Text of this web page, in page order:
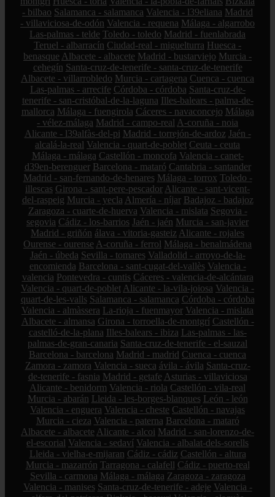
- bilbao Salamanca - salamanca Valencia - l39eliana Madrid
- villaviciosa-de-odón Valencia - requena Málaga - algarrobo
Las-palmas - telde Toledo - toledo Madrid - fuenlabrada
Teruel - albarracín Ciudad-real - miguelturra Huesca -
benasque Albacete - albacete Madrid - bustarviejo Murcia -
cehegín Santa-cruz-de-tenerife - santa-cruz-de-tenerife
Albacete - villarrobledo Murcia - cartagena Cuenca - cuenca
Las-palmas - arrecife Córdoba - córdoba Santa-cruz-de-
tenerife - san-cristóbal-de-la-laguna Illes-balears - palma-de-
mallorca Málaga - fuengirola Cáceres - navaconcejo Málaga
- vélez-málaga Madrid - campo-real A-coruña - noia
Alicante - l39alfàs-del-pi Madrid - torrejón-de-ardoz Jaén -
alcalá-la-real Valencia - quart-de-poblet Ceuta - ceuta
Málaga - málaga Castellón - moncofa Valencia - canet-
d39en-berenguer Barcelona - mataró Cantabria - santander
Madrid - san-fernando-de-henares Málaga - torrox Toledo -
illescas Girona - sant-pere-pescador Alicante - sant-vicent-
del-raspeig Murcia - yecla Almería - níjar Badajoz - badajoz
Zaragoza - cuarte-de-huerva Valencia - mislata Segovia -
segovia Cádiz - los-barrios Jaén - jaén Murcia - san-javier
Madrid - griñón álava - vitoria-gasteiz Alicante - rojales
Ourense - ourense A-coruña - ferrol Málaga - benalmádena
Jaén - úbeda Sevilla - tomares Valladolid - arroyo-de-la-
encomienda Barcelona - sant-cugat-del-vallès Valencia -
valencia Pontevedra - cuntis Cáceres - valencia-de-alcántara
Valencia - quart-de-poblet Alicante - la-vila-joiosa Valencia -
quart-de-les-valls Salamanca - salamanca Córdoba - córdoba
Valencia - almàssera La-rioja - fuenmayor Valencia - mislata
Albacete - almansa Girona - torroella-de-montgrí Castellón -
castelló-de-la-plana Illes-balears - ibiza Las-palmas - las-
palmas-de-gran-canaria Santa-cruz-de-tenerife - el-sauzal
Barcelona - barcelona Madrid - madrid Cuenca - cuenca
Zamora - zamora Valencia - sueca ávila - ávila Santa-cruz-
de-tenerife - fasnia Madrid - getafe Asturias - villaviciosa
Alicante - benidorm Valencia - riola Castellón - vila-real
Murcia - abarán Lleida - les-borges-blanques León - león
Valencia - enguera Valencia - cheste Castellón - navajas
Murcia - cieza Valencia - paterna Barcelona - mataró
Albacete - albacete Alicante - alcoi Madrid - san-lorenzo-de-
el-escorial Valencia - sedaví Valencia - albalat-dels-sorells
Lleida - vielha-e-mijaran Cádiz - cádiz Castellón - altura
Murcia - mazarrón Tarragona - calafell Cádiz - puerto-real
Sevilla - carmona Málaga - málaga Zaragoza - zaragoza
Valencia - manises Santa-cruz-de-tenerife - adeje Valencia -